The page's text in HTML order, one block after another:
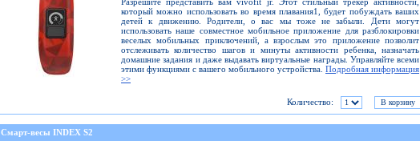
который можно использовать во время плавания1, будет побуждать ваших
детей к движению. Родители, о вас мы тоже не забыли. Дети могут
использовать наше совместное мобильное приложение для разблокировки
веселых мобильных приключений, а взрослым это приложение позволит
отслеживать количество шагов и минуты активности ребенка, назначать
домашние задания и даже выдавать виртуальные награды. Управляйте всеми
этими функциями с вашего мобильного устройства. Подробная информация
>>
Количество:
Смарт-весы INDEX S2